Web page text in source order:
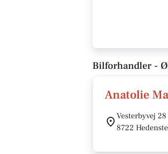
Bilforhandler -
Anatolie
Vesterbyvej 28
8722